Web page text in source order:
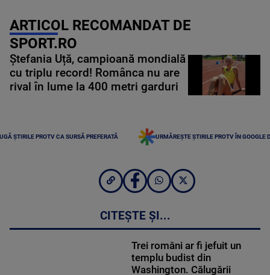
ARTICOL RECOMANDAT DE
SPORT.RO
Ștefania Uță, campioană mondială
cu triplu record! Românca nu are
rival în lume la 400 metri garduri
ȘTIRILE PROTV CA SURSĂ PREFERATĂ URMĂREȘTE ȘTIRILE PROTV ÎN GOOGLE
CITEȘTE ȘI...
Trei români ar fi jefuit un
templu budist din
Washington. Călugării